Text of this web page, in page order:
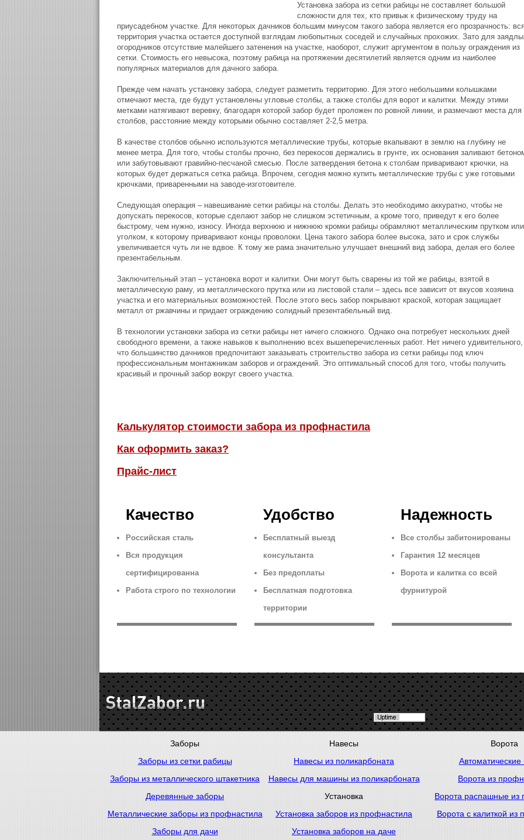
Установка забора из сетки рабицы не составляет большой
сложности для тех, кто привык к физическому труду на
приусадебном участке. Для некоторых дачников большим минусом такого забора является его прозрачность:
территория участка остается доступной взглядам любопытных соседей и случайных прохожих. Зато для
огородников отсутствие малейшего затенения на участке, наоборот, служит аргументом в пользу ограждения из
сетки. Стоимость его невысока, поэтому рабица на протяжении десятилетий является одним из наиболее
популярных материалов для дачного забора.
Прежде чем начать установку забора, следует разметить территорию. Для этого небольшими колышками
отмечают места, где будут установлены угловые столбы, а также столбы для ворот и калитки. Между этими
метками натягивают веревку, благодаря которой забор будет проложен по ровной линии, и размечают места для
столбов, расстояние между которыми обычно составляет 2-2,5 метра.
В качестве столбов обычно используются металлические трубы, которые вкапывают в землю на глубину не
менее метра. Для того, чтобы столбы прочно, без перекосов держались в грунте, их основания заливают
или забутовывают гравийно-песчаной смесью. После затвердения бетона к столбам приваривают крючки, на
которых будет держаться сетка рабица. Впрочем, сегодня можно купить металлические трубы с уже готовыми
крючками, приваренными на заводе-изготовителе.
Следующая операция – навешивание сетки рабицы на столбы. Делать это необходимо аккуратно, чтобы не
допускать перекосов, которые сделают забор не слишком эстетичным, а кроме того, приведут к его более
быстрому, чем нужно, износу. Иногда верхнюю и нижнюю кромки рабицы обрамляют металлическим прутком или
уголком, к которому приваривают концы проволоки. Цена такого забора более высока, зато и срок службы
увеличивается чуть ли не вдвое. К тому же рама значительно улучшает внешний вид забора, делая его более
презентабельным.
Заключительный этап – установка ворот и калитки. Они могут быть сварены из той же рабицы, взятой в
металлическую раму, из металлического прутка или из листовой стали – здесь все зависит от вкусов хозяина
участка и его материальных возможностей. После этого весь забор покрывают краской, которая защищает
металл от ржавчины и придает ограждению солидный презентабельный вид.
В технологии установки забора из сетки рабицы нет ничего сложного. Однако она потребует нескольких дней
свободного времени, а также навыков к выполнению всех вышеперечисленных работ. Нет ничего удивительного,
что большинство дачников предпочитают заказывать строительство забора из сетки рабицы под ключ
профессиональным монтажникам заборов и ограждений. Это оптимальный способ для того, чтобы получить
красивый и прочный забор вокруг своего участка.
Калькулятор стоимости забора из профнастила
Как оформить заказ?
Прайс-лист
Качество
Российская сталь
Вся продукция
сертифицированна
Работа строго по технологии
Удобство
Бесплатный выезд
консультанта
Без предоплаты
Бесплатная подготовка
территории
Надежность
Все столбы забитонированы
Гарантия 12 месяцев
Ворота и калитка со всей
фурнитурой
Заборы Навесы
Ворота
Заборы из сетки рабицы
Навесы из поликарбоната
Автоматические
Заборы из металлического штакетника
Навесы для машины из поликарбоната
Ворота из
Деревянные заборы
Установка
Ворота распашные из
Металлические заборы из профнастила
Установка заборов из профнастила
Ворота с калиткой из
Заборы для дачи
Установка заборов на даче